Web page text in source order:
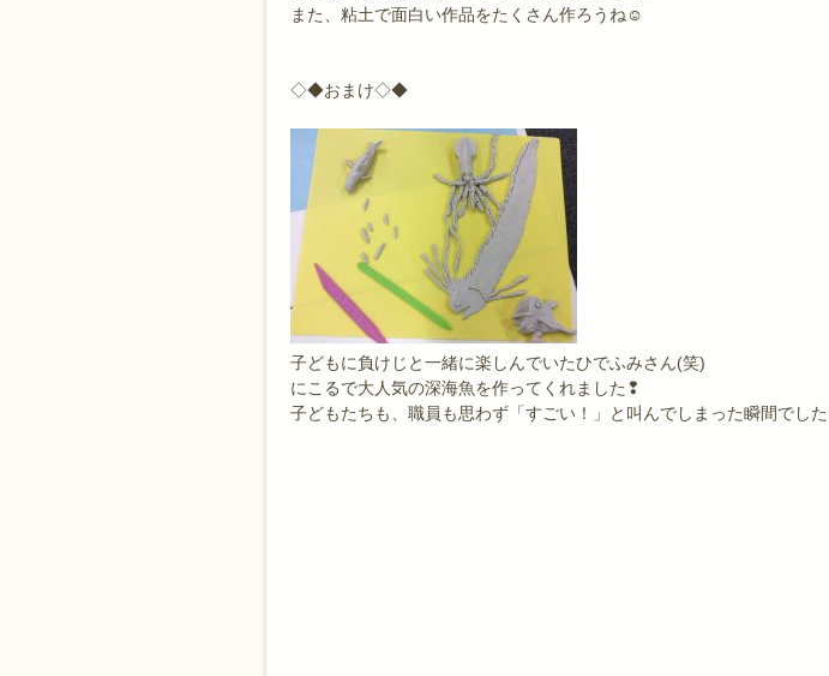
また、粘土で面白い作品をたくさん作ろうね☺
◇◆おまけ◇◆
子どもに負けじと一緒に楽しんでいたひでふみさん(笑)
にこるで大人気の深海魚を作ってくれました❢
子どもたちも、職員も思わず「すごい！」と叫んでしまった瞬間でし